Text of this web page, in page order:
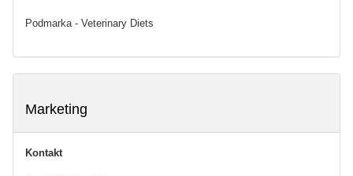
Podmarka - Veterinary Diets
Marketing
Kontakt